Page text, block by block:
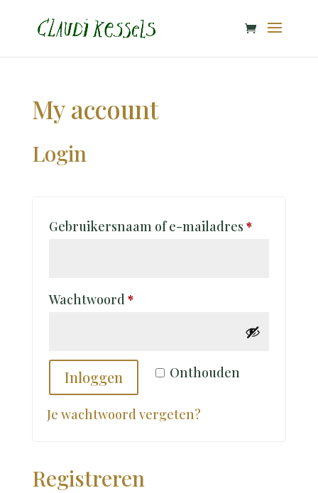
My account
Login
Gebruikersnaam of e-mailadres *Vereist
Wachtwoord*Vereist
Onthouden
Inloggen
Je wachtwoord vergeten?
Registreren